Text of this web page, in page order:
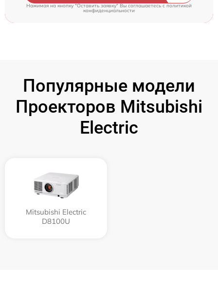
Нажимая на кнопку "Оставить заявку" Вы соглашаетесь c политикой
конфиденциальности
Популярные модели
Проекторов Mitsubishi
Electric
Mitsubishi Electric
D8100U